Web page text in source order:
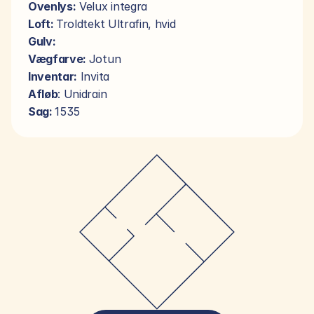
Ovenlys: Velux integra
Loft: Troldtekt Ultrafin, hvid
Gulv:
Vægfarve: Jotun
Inventar: Invita
Afløb: Unidrain
Sag: 1535